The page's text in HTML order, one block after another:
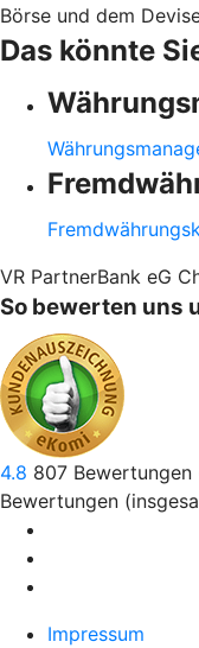
Börse und dem
Das könnte
VR PartnerBank eG
So bewerten uns
4.8 807
Bewertungen
Impressum